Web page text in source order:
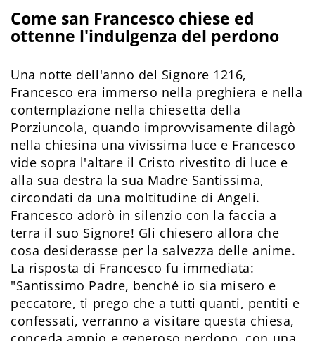
Come san Francesco chiese ed
ottenne l'indulgenza del perdono
Una notte dell'anno del Signore 1216,
Francesco era immerso nella preghiera e nella
contemplazione nella chiesetta della
Porziuncola, quando improvvisamente dilagò
nella chiesina una vivissima luce e Francesco
vide sopra l'altare il Cristo rivestito di luce e
alla sua destra la sua Madre Santissima,
circondati da una moltitudine di Angeli.
Francesco adorò in silenzio con la faccia a
terra il suo Signore! Gli chiesero allora che
cosa desiderasse per la salvezza delle anime.
La risposta di Francesco fu immediata:
"Santissimo Padre, benché io sia misero e
peccatore, ti prego che a tutti quanti, pentiti e
confessati, verranno a visitare questa chiesa,